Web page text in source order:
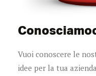
Vuoi conoscere le
idee per la tua